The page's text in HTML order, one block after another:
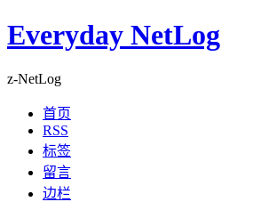
Everyday NetLog
z-NetLog
首页
RSS
标签
留言
边栏